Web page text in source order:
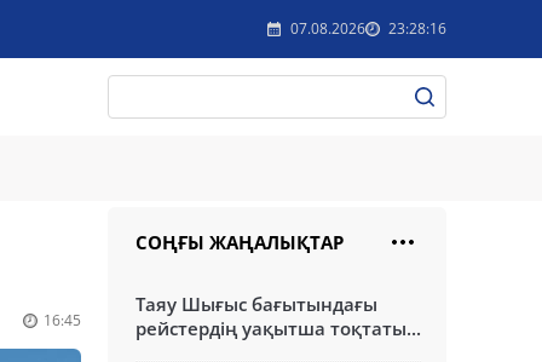
07.08.2026 23:28:16
16:45
СОҢҒЫ ЖАҢАЛЫҚТАР
Таяу Шығыс бағытындағы
рейстердің уақытша тоқтаты...